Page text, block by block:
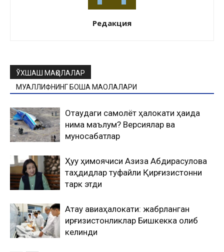
Редакция
ЎХШАШ МАҚОЛАЛАР
МУАЛЛИФНИНГ БОШҚА МАҚОЛАЛАРИ
Оқтаудаги самолёт ҳалокати ҳақида
нима маълум? Версиялар ва
муносабатлар
Ҳуқуқ ҳимоячиси Азиза Абдирасулова
таҳдидлар туфайли Қирғизистонни
тарк этди
Ақтау авиаҳалокати: жабрланган
қирғизистонликлар Бишкекка олиб
келинди